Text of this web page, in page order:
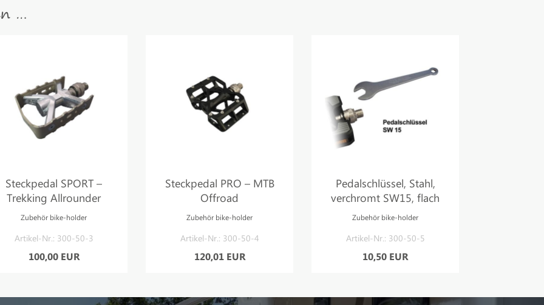
…
Steckpedal SPORT –
Trekking Allrounder
Zubehör bike-holder
Artikel-Nr.: 300-50-3
100,00 EUR
Steckpedal PRO – MTB
Offroad
Zubehör bike-holder
Artikel-Nr.: 300-50-4
120,01 EUR
Pedalschlüssel, Stahl,
verchromt SW15, flach
Zubehör bike-holder
Artikel-Nr.: 300-50-5
10,50 EUR